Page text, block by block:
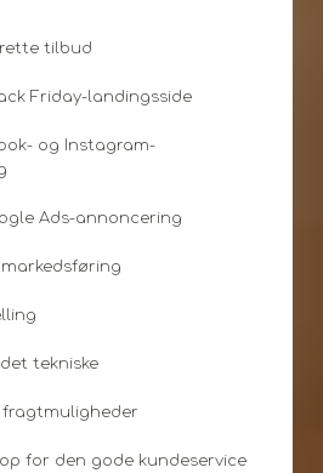
tilbud
Friday-landingsside
og Instagram-
Ads-annoncering
tekniske
fragtmuligheder
for den gode kundeservice